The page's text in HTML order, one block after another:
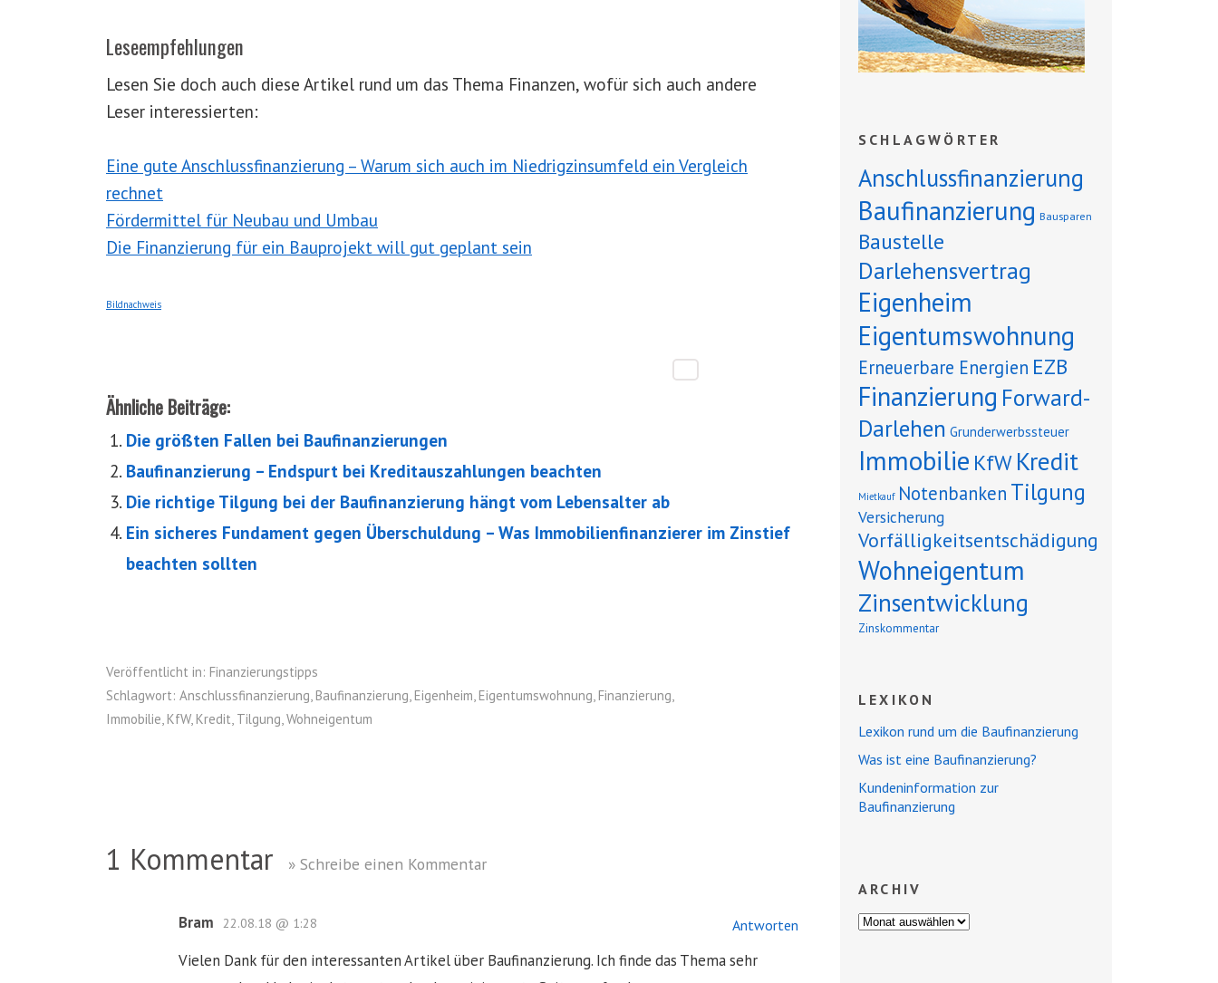
Leseempfehlungen
Lesen Sie doch auch diese Artikel rund um das Thema Finanzen, wofür sich auch andere
Leser interessierten:
Eine gute Anschlussfinanzierung – Warum sich auch im Niedrigzinsumfeld ein Vergleich
rechnet
Fördermittel für Neubau und Umbau
Die Finanzierung für ein Bauprojekt will gut geplant sein
Bildnachweis
Ähnliche Beiträge:
Die größten Fallen bei Baufinanzierungen
Baufinanzierung – Endspurt bei Kreditauszahlungen beachten
Die richtige Tilgung bei der Baufinanzierung hängt vom Lebensalter ab
Ein sicheres Fundament gegen Überschuldung – Was Immobilienfinanzierer im Zinstief
beachten sollten
Veröffentlicht in: Finanzierungstipps
Schlagwort: Anschlussfinanzierung, Baufinanzierung, Eigenheim, Eigentumswohnung, Finanzierung,
Immobilie, KfW, Kredit, Tilgung,Wohneigentum
1 Kommentar » Schreibe einen Kommentar
Bram Antworten
22.08.18 @ 1:28
Vielen Dank für den interessanten Artikel über Baufinanzierung. Ich finde das Thema sehr
SCHLAGWÖRTER
Anschlussfinanzierung
Baufinanzierung Bausparen
Baustelle
Darlehensvertrag
Eigenheim
Eigentumswohnung
Erneuerbare Energien EZB
Finanzierung Forward-
Darlehen Grunderwerbssteuer
Immobilie KfWKredit
Mietkauf Notenbanken Tilgung
Versicherung
Vorfälligkeitsentschädigung
Wohneigentum
Zinsentwicklung
Zinskommentar
LEXIKON
Lexikon rund um die Baufinanzierung
Was ist eine Baufinanzierung?
Kundeninformation zur
Baufinanzierung
ARCHIV